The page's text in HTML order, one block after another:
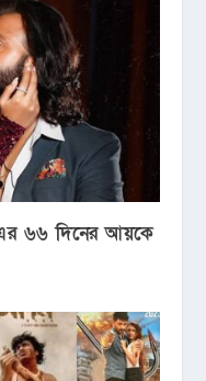
এর ৬৬ দিনের আয়কে